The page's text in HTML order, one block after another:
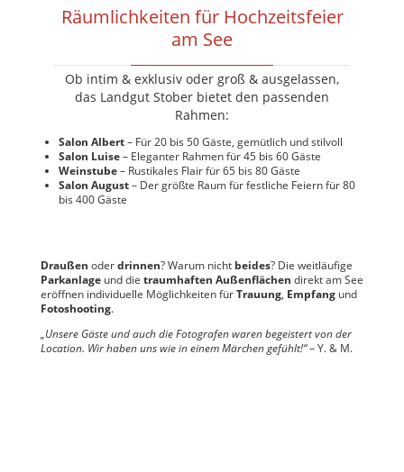
Räumlichkeiten für Hochzeitsfeier
am See
Ob intim & exklusiv oder groß & ausgelassen,
das Landgut Stober bietet den passenden
Rahmen:
Salon Albert – Für 20 bis 50 Gäste, gemütlich und stilvoll
Salon Luise – Eleganter Rahmen für 45 bis 60 Gäste
Weinstube – Rustikales Flair für 65 bis 80 Gäste
Salon August – Der größte Raum für festliche Feiern für 80
bis 400 Gäste
Draußen oder drinnen? Warum nicht beides? Die weitläufige
Parkanlage und die traumhaften Außenflächen direkt am See
eröffnen individuelle Möglichkeiten für Trauung, Empfang und
Fotoshooting.
„Unsere Gäste und auch die Fotografen waren begeistert von der
Location. Wir haben uns wie in einem Märchen gefühlt!“– Y. & M.